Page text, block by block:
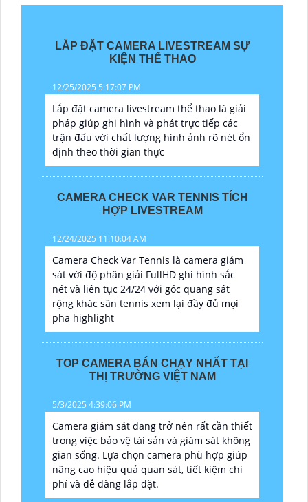
LẮP ĐẶT CAMERA LIVESTREAM SỰ
KIỆN THỂ THAO
12/25/2025 5:17:07 PM
Lắp đặt camera livestream thể thao là giải
pháp giúp ghi hình và phát trực tiếp các
trận đấu với chất lượng hình ảnh rõ nét ổn
định theo thời gian thực
CAMERA CHECK VAR TENNIS TÍCH
HỢP LIVESTREAM
12/24/2025 11:10:04 AM
Camera Check Var Tennis là camera giám
sát với độ phân giải FullHD ghi hình sắc
nét và liên tục 24/24 với góc quang sát
rộng khác sân tennis xem lại đầy đủ mọi
pha highlight
TOP CAMERA BÁN CHẠY NHẤT TẠI
THỊ TRƯỜNG VIỆT NAM
5/3/2025 4:39:06 PM
Camera giám sát đang trở nên rất cần thiết
trong việc bảo vệ tài sản và giám sát không
gian sống. Lựa chọn camera phù hợp giúp
nâng cao hiệu quả quan sát, tiết kiệm chi
phí và dễ dàng lắp đặt.